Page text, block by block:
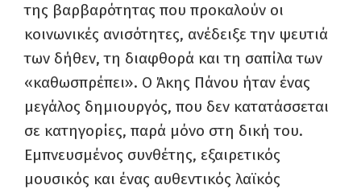
της βαρβαρότητας που προκαλούν οι
κοινωνικές ανισότητες, ανέδειξε την ψευτιά
των δήθεν, τη διαφθορά και τη σαπίλα των
«καθωσπρέπει». Ο Άκης Πάνου ήταν ένας
μεγάλος δημιουργός, που δεν κατατάσσεται
σε κατηγορίες, παρά μόνο στη δική του.
Εμπνευσμένος συνθέτης, εξαιρετικός
μουσικός και ένας αυθεντικός λαϊκός